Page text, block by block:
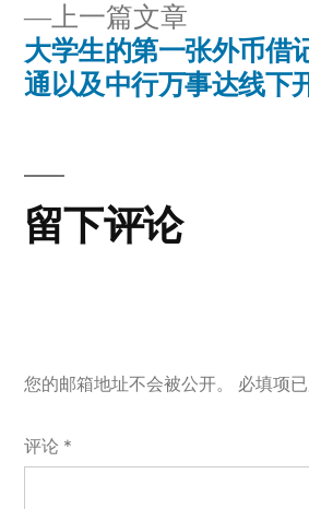
章
导
上一篇文章
一
篇
大学生的第一张外币借
通以及中行万事达线下
章：
留下评论
您的邮箱地址不会被公开。 必填项
评论 *